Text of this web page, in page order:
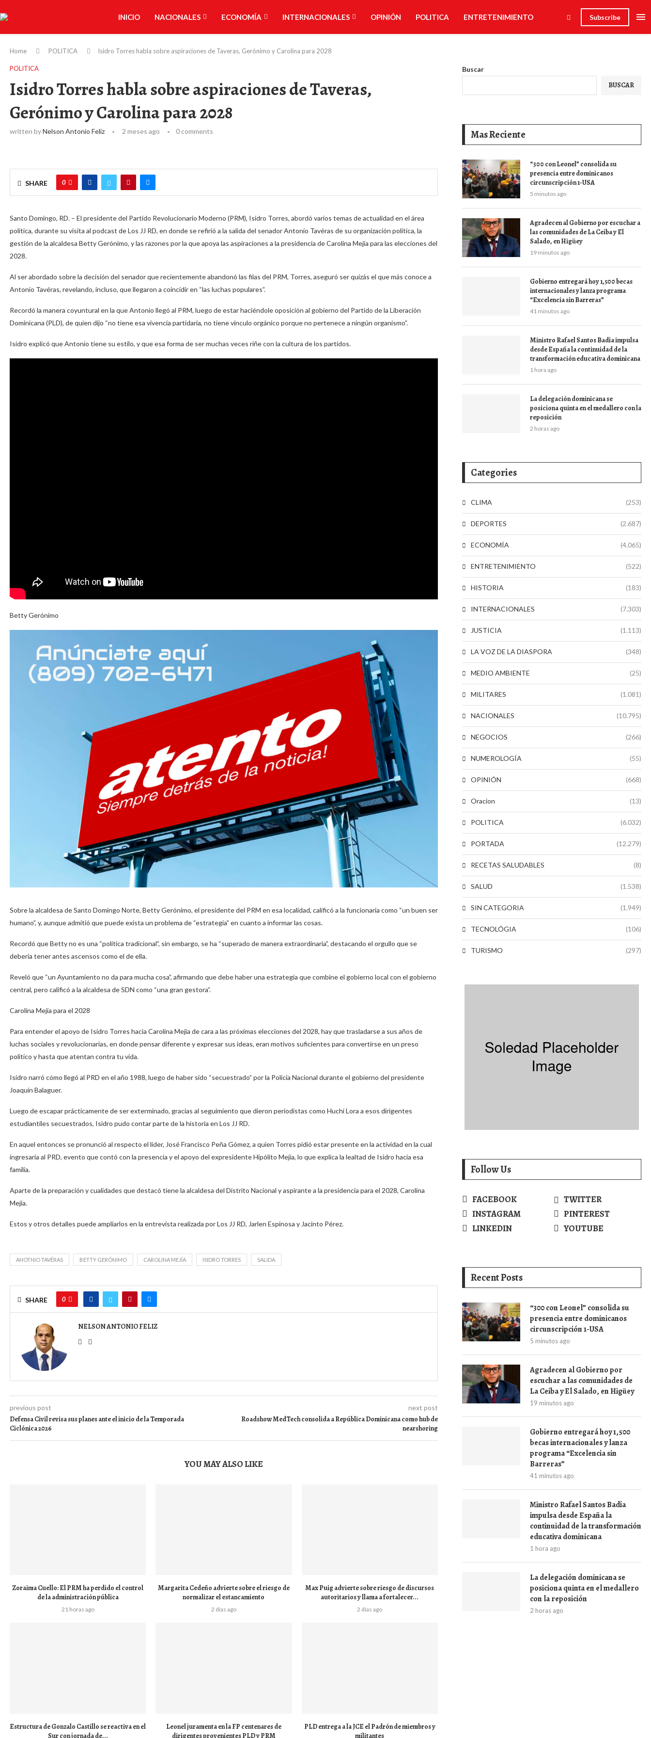
INICIO NACIONALES ECONOMÍA INTERNACIONALES OPINIÓN POLITICA ENTRETENIMIENTO Subscribe
Home POLITICA Isidro Torres habla sobre aspiraciones de Taveras, Gerónimo y Carolina para 2028
POLITICA
Isidro Torres habla sobre aspiraciones de Taveras,
Gerónimo y Carolina para 2028
written byNelson Antonio Feliz 2 meses ago 0 comments
SHARE 0
Santo Domingo, RD. – El presidente del Partido Revolucionario Moderno (PRM), Isidro Torres, abordó varios temas de actualidad en el área
política, durante su visita al podcast de Los JJ RD, en donde se refirió a la salida del senador Antonio Tavéras de su organización política, la
gestión de la alcaldesa Betty Gerónimo, y las razones por la que apoya las aspiraciones a la presidencia de Carolina Mejía para las elecciones del
2028.
Al ser abordado sobre la decisión del senador que recientemente abandonó las filas del PRM, Torres, aseguró ser quizás el que más conoce a
Antonio Tavéras, revelando, incluso, que llegaron a coincidir en “las luchas populares”.
Recordó la manera coyuntural en la que Antonio llegó al PRM, luego de estar haciéndole oposición al gobierno del Partido de la Liberación
Dominicana (PLD), de quien dijo “no tiene esa vivencia partidaria, no tiene vínculo orgánico porque no pertenece a ningún organismo”.
Isidro explicó que Antonio tiene su estilo, y que esa forma de ser muchas veces riñe con la cultura de los partidos.
Betty Gerónimo
Sobre la alcaldesa de Santo Domingo Norte, Betty Gerónimo, el presidente del PRM en esa localidad, calificó a la funcionaria como “un buen ser
humano”, y, aunque admitió que puede exista un problema de “estrategia” en cuanto a informar las cosas.
Recordó que Betty no es una “política tradicional”, sin embargo, se ha “superado de manera extraordinaria”, destacando el orgullo que se
debería tener antes ascensos como el de ella.
Reveló que “un Ayuntamiento no da para mucha cosa”, afirmando que debe haber una estrategia que combine el gobierno local con el gobierno
central, pero calificó a la alcaldesa de SDN como “una gran gestora”.
Carolina Mejía para el 2028
Para entender el apoyo de Isidro Torres hacia Carolina Mejía de cara a las próximas elecciones del 2028, hay que trasladarse a sus años de
luchas sociales y revolucionarias, en donde pensar diferente y expresar sus ideas, eran motivos suficientes para convertirse en un preso
político y hasta que atentan contra tu vida.
Isidro narró cómo llegó al PRD en el año 1988, luego de haber sido “secuestrado” por la Policía Nacional durante el gobierno del presidente
Joaquín Balaguer.
Luego de escapar prácticamente de ser exterminado, gracias al seguimiento que dieron periodistas como Huchi Lora a esos dirigentes
estudiantiles secuestrados, Isidro pudo contar parte de la historia en Los JJ RD.
En aquel entonces se pronunció al respecto el líder, José Francisco Peña Gómez, a quien Torres pidió estar presente en la actividad en la cual
ingresaría al PRD, evento que contó con la presencia y el apoyo del expresidente Hipólito Mejía, lo que explica la lealtad de Isidro hacia esa
familia.
Aparte de la preparación y cualidades que destacó tiene la alcaldesa del Distrito Nacional y aspirante a la presidencia para el 2028, Carolina
Mejía.
Estos y otros detalles puede ampliarlos en la entrevista realizada por Los JJ RD, Jarlen Espinosa y Jacinto Pérez.
ANOTNIO TAVÉRAS BETTY GERÓNIMO CAROLINA MEJÍA ISIDRO TORRES SALIDA
SHARE 0
NELSON ANTONIO FELIZ
previous post
Defensa Civil revisa sus planes ante el inicio de la Temporada
Ciclónica 2026
next post
Roadshow MedTech consolida a República Dominicana como hub de
nearshoring
YOU MAY ALSO LIKE
Zoraima Cuello: El PRM ha perdido el control
de la administración pública
21 horas ago
Margarita Cedeño advierte sobre el riesgo de
normalizar el estancamiento
2 días ago
Max Puig advierte sobre riesgo de discursos
autoritarios y llama a fortalecer...
2 días ago
Estructura de Gonzalo Castillo se reactiva en el
Sur con jornada de...
Leonel juramenta en la FP centenares de
dirigentes provenientes PLD y PRM
PLD entrega a la JCE el Padrón de miembros y
militantes
Buscar
BUSCAR
Mas Reciente
“300 con Leonel” consolida su
presencia entre dominicanos
circunscripción 1-USA
5 minutos ago
Agradecen al Gobierno por escuchar a
las comunidades de La Ceiba y El
Salado, en Higüey
19 minutos ago
Gobierno entregará hoy 1,500 becas
internacionales y lanza programa
“Excelencia sin Barreras”
41 minutos ago
Ministro Rafael Santos Badía impulsa
desde España la continuidad de la
transformación educativa dominicana
1 hora ago
La delegación dominicana se
posiciona quinta en el medallero con la
reposición
2 horas ago
Categories
CLIMA (253)
DEPORTES (2.687)
ECONOMÍA (4.065)
ENTRETENIMIENTO (522)
HISTORIA (183)
INTERNACIONALES (7.303)
JUSTICIA (1.113)
LA VOZ DE LA DIASPORA (348)
MEDIO AMBIENTE (25)
MILITARES (1.081)
NACIONALES (10.795)
NEGOCIOS (266)
NUMEROLOGÍA (55)
OPINIÓN (668)
Oracion (13)
POLITICA (6.032)
PORTADA (12.279)
RECETAS SALUDABLES (8)
SALUD (1.538)
SIN CATEGORIA (1.949)
TECNOLÓGIA (106)
TURISMO (297)
Follow Us
FACEBOOK
TWITTER
INSTAGRAM
PINTEREST
LINKEDIN
YOUTUBE
Recent Posts
“300 con Leonel” consolida su
presencia entre dominicanos
circunscripción 1-USA
5 minutos ago
Agradecen al Gobierno por
escuchar a las comunidades de
La Ceiba y El Salado, en Higüey
19 minutos ago
Gobierno entregará hoy 1,500
becas internacionales y lanza
programa “Excelencia sin
Barreras”
41 minutos ago
Ministro Rafael Santos Badía
impulsa desde España la
continuidad de la transformación
educativa dominicana
1 hora ago
La delegación dominicana se
posiciona quinta en el medallero
con la reposición
2 horas ago